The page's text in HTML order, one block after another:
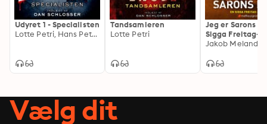
Udyret 1 - Specialisten
Lotte Petri, Hans Petter Hougen
Tandsamleren
Lotte Petri
Jeg er Sarons
Sigga Freitag-
Jakob Melander
Vælg dit